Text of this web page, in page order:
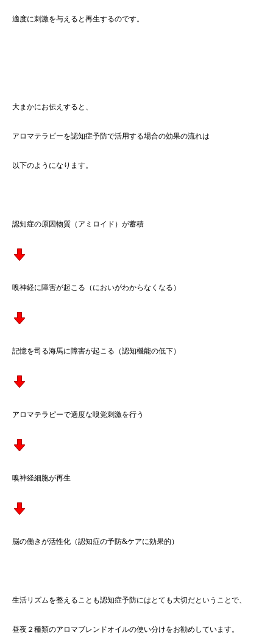
適度に刺激を与えると再生するのです。
大まかにお伝えすると、
アロマテラピーを認知症予防で活用する場合の効果の流れは
以下のようになります。
認知症の原因物質（アミロイド）が蓄積
嗅神経に障害が起こる（においがわからなくなる）
記憶を司る海馬に障害が起こる（認知機能の低下）
アロマテラピーで適度な嗅覚刺激を行う
嗅神経細胞が再生
脳の働きが活性化（認知症の予防&ケアに効果的）
生活リズムを整えることも認知症予防にはとても大切だということで、
昼夜２種類のアロマブレンドオイルの使い分けをお勧めしています。